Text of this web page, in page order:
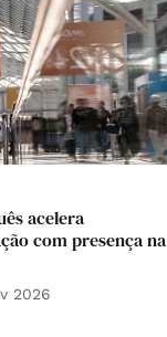
acelera
com presença na
2026